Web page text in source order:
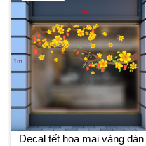
Decal tết hoa mai vàng dán